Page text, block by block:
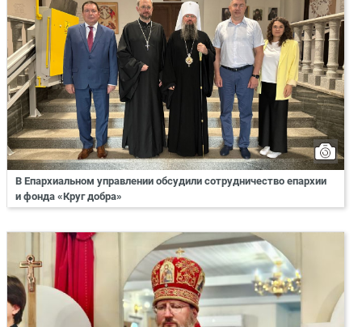
В Епархиальном управлении обсудили сотрудничество епархии
и фонда «Круг добра»